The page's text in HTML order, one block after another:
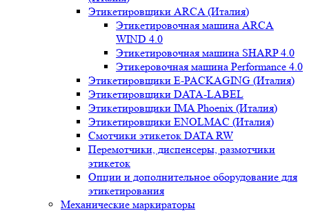
Этикетировщики ARCA (Италия)
Этикетировочная машина ARCA
WIND 4.0
Этикетировочная машина SHARP 4.0
Этикеровочная машина Performance 4.0
Этикетировщики E-PACKAGING (Италия)
Этикетировщики DATA-LABEL
Этикетировщики IMA Phoenix (Италия)
Этикетировщики ENOLMAC (Италия)
Смотчики этикеток DATA RW
Перемотчики, диспенсеры, размотчики
этикеток
Опции и дополнительное оборудование для
этикетирования
Механические маркираторы